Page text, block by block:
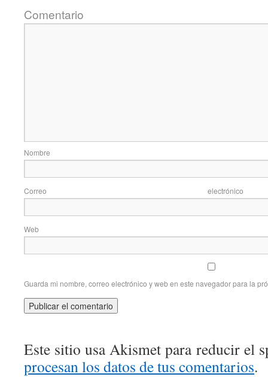
Correo
Web
Guarda mi nombre, correo electrónico y web en este navegador para la
Este sitio usa Akismet para reducir el
procesan los datos de tus comentarios.